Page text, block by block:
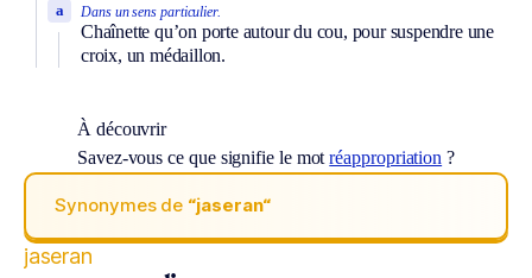
Dans un sens particulier.
Chaînette qu’on porte autour du cou, pour suspendre une
croix, un médaillon.
a
À découvrir
Savez-vous ce que signifie le motréappropriation ?
Synonymes de “jaseran“
jaseran